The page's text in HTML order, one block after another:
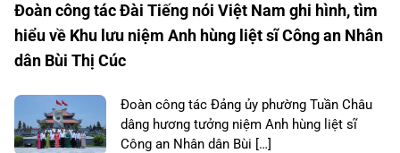
Đoàn công tác Đài Tiếng nói Việt Nam ghi hình, tìm
hiểu về Khu lưu niệm Anh hùng liệt sĩ Công an Nhân
dân Bùi Thị Cúc
Đoàn công tác Đảng ủy phường Tuần Châu
dâng hương tưởng niệm Anh hùng liệt sĩ
Công an Nhân dân Bùi […]